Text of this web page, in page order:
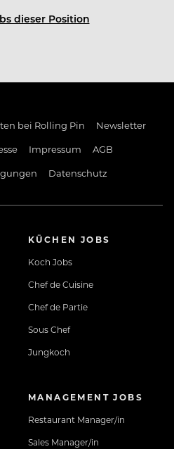
dieser Position
bei Rolling Pin
Newsletter
Impressum
AGB
Datenschutz
KÜCHEN JOBS
Koch Jobs
Chef de Cuisine
Chef de Partie
Sous Chef
Jungkoch
MANAGEMENT JOBS
Restaurant Manager/in
Sales Manager/in